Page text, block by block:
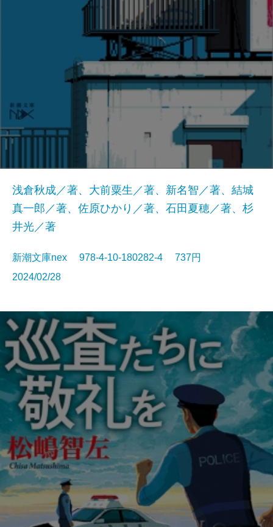
浅倉秋成／著、大前粟生／著、新名智／著、結城
真一郎／著、佐原ひかり／著、石田夏穂／著、杉
井光／著
新潮文庫nex 978-4-10-180282-4 737円
2024/02/28